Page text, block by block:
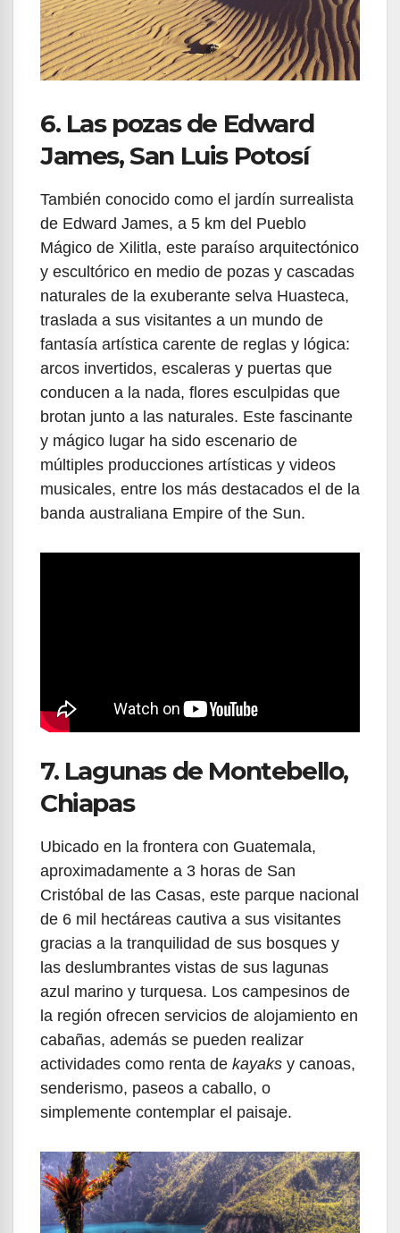
6. Las pozas de Edward
James, San Luis Potosí
También conocido como el jardín surrealista
de Edward James, a 5 km del Pueblo
Mágico de Xilitla, este paraíso arquitectónico
y escultórico en medio de pozas y cascadas
naturales de la exuberante selva Huasteca,
traslada a sus visitantes a un mundo de
fantasía artística carente de reglas y lógica:
arcos invertidos, escaleras y puertas que
conducen a la nada, flores esculpidas que
brotan junto a las naturales. Este fascinante
y mágico lugar ha sido escenario de
múltiples producciones artísticas y videos
musicales, entre los más destacados el de la
banda australiana Empire of the Sun.
7. Lagunas de Montebello,
Chiapas
Ubicado en la frontera con Guatemala,
aproximadamente a 3 horas de San
Cristóbal de las Casas, este parque nacional
de 6 mil hectáreas cautiva a sus visitantes
gracias a la tranquilidad de sus bosques y
las deslumbrantes vistas de sus lagunas
azul marino y turquesa. Los campesinos de
la región ofrecen servicios de alojamiento en
cabañas, además se pueden realizar
actividades como renta de kayaks y canoas,
senderismo, paseos a caballo, o
simplemente contemplar el paisaje.